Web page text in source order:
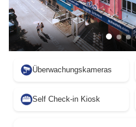
Überwachungskameras
Self Check-in Kiosk